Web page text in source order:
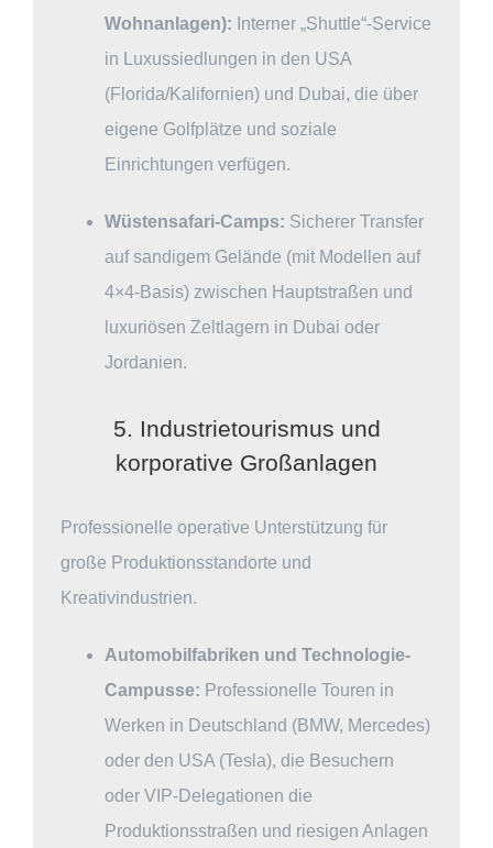
Wohnanlagen): Interner „Shuttle“-Service
in Luxussiedlungen in den USA
(Florida/Kalifornien) und Dubai, die über
eigene Golfplätze und soziale
Einrichtungen verfügen.
Wüstensafari-Camps: Sicherer Transfer
auf sandigem Gelände (mit Modellen auf
4×4-Basis) zwischen Hauptstraßen und
luxuriösen Zeltlagern in Dubai oder
Jordanien.
5. Industrietourismus und
korporative Großanlagen
Professionelle operative Unterstützung für
große Produktionsstandorte und
Kreativindustrien.
Automobilfabriken und Technologie-
Campusse: Professionelle Touren in
Werken in Deutschland (BMW, Mercedes)
oder den USA (Tesla), die Besuchern
oder VIP-Delegationen die
Produktionsstraßen und riesigen Anlagen